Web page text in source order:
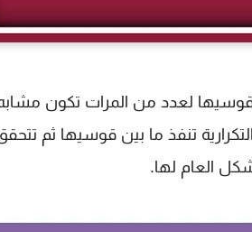
لعدد من المرات تكون مشابه